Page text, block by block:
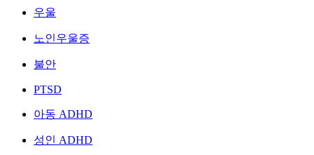
우울
노인우울증
불안
PTSD
아동 ADHD
성인 ADHD